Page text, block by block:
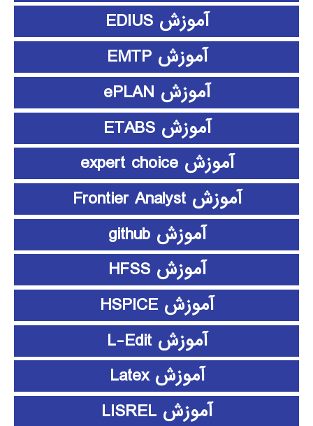
آموزش EDIUS
آموزش EMTP
آموزش ePLAN
آموزش ETABS
آموزش expert choice
آموزش Frontier Analyst
آموزش github
آموزش HFSS
آموزش HSPICE
آموزش L-Edit
آموزش Latex
آموزش LISREL